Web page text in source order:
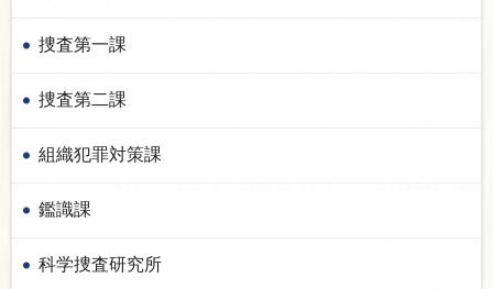
捜査第一課
捜査第二課
組織犯罪対策課
鑑識課
科学捜査研究所